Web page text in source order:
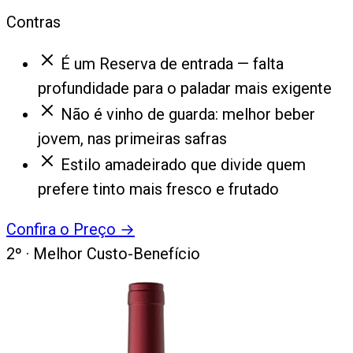
Contras
É um Reserva de entrada — falta
profundidade para o paladar mais exigente
Não é vinho de guarda: melhor beber
jovem, nas primeiras safras
Estilo amadeirado que divide quem
prefere tinto mais fresco e frutado
Confira o Preço →
2º · Melhor Custo-Benefício